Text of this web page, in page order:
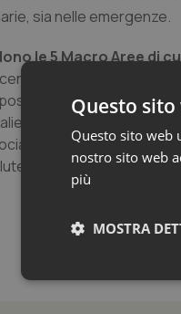
sia nelle emergenze.
le 5 Macro Aree di
delle politiche per
integrata per la
in una nuova logica
in una logica di
e il benessere sociale”.
Questo
Questo sito web
nostro sito web
più
MOSTRA